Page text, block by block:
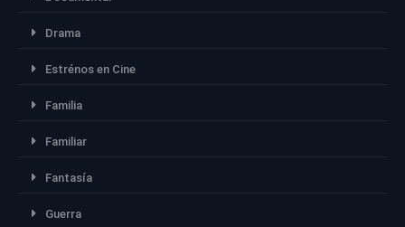
Drama
Estrénos en Cine
Familia
Familiar
Fantasía
Guerra